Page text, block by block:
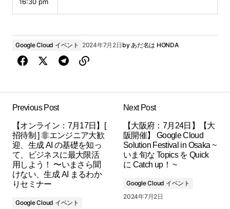
Google Cloud イベント 2024年7月2日 byあだ名は HONDA
Previous Post
【オンライン：7月17日】[
招待制 ] 非エンジニア大歓
迎、生成 AI の基礎を知っ
て、ビジネスに最大限活
用しよう！ 〜いまさら聞
けない、生成 AI まるわか
りセミナー
Google Cloud イベント
Next Post
【大阪府：7月24日】【大
阪開催】 Google Cloud
Solution Festival in Osaka ~
いま旬な Topics を Quick
に Catch up！ ~
Google Cloud イベント
2024年7月2日